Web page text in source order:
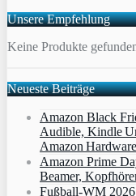
Unsere Empfehlung
Keine Produkte
Neueste Beiträge
Amazon Black
Audible, Kindle
Amazon Hardware
Amazon Prime
Beamer,
Fußball-WM